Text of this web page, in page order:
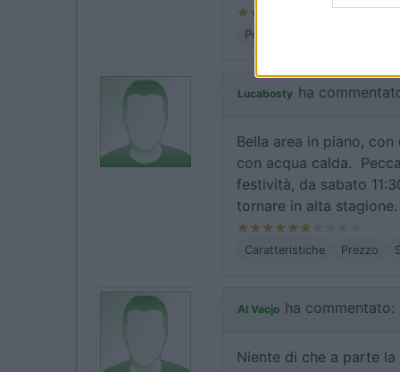
Posizione
Lucabosty ha
Bella area in piano,
con acqua calda.
festività, da sabato
tornare in alta
Caratteristiche Prezzo
Al Vacjo ha commentato:
Niente di che a parte